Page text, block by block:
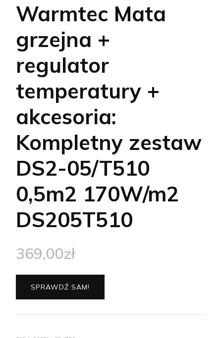
Warmtec Mata
grzejna +
regulator
temperatury +
akcesoria:
Kompletny zestaw
DS2-05/T510
0,5m2 170W/m2
DS205T510
369,00zł
SPRAWDŹ SAM!